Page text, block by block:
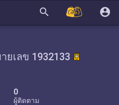
search account_circle
ยเลข 1932133
0
ผู้ติดตาม